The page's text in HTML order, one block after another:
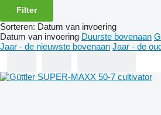
Filter
Sorteren: Datum van invoering
Datum van invoering Duurste bovenaan
Jaar - de nieuwste bovenaan Jaar - de